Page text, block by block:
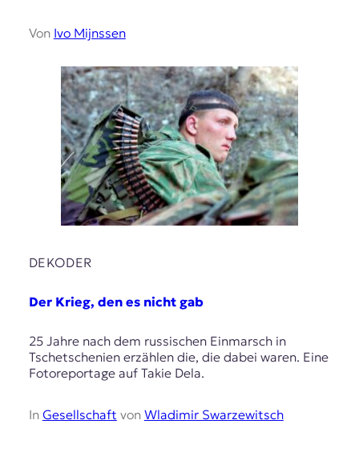
Von Ivo Mijnssen
DEKODER
Der Krieg, den es nicht gab
25 Jahre nach dem russischen Einmarsch in
Tschetschenien erzählen die, die dabei waren. Eine
Fotoreportage auf Takie Dela.
In Gesellschaft von Wladimir Swarzewitsch